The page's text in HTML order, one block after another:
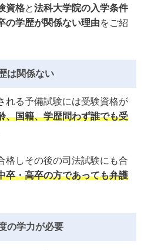
資格と法科大学院の入学条件
の学歴が関係ない理由をご紹
は関係ない
れる予備試験には受験資格が
、国籍、学歴問わず誰でも受
格しその後の司法試験にも合
卒・高卒の方であっても弁護
の学力が必要